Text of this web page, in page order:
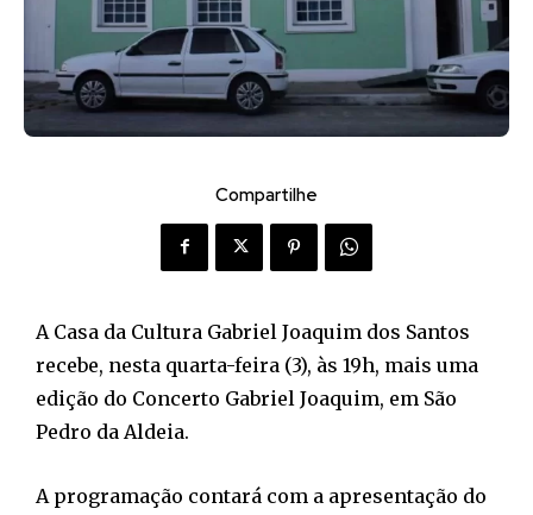
Compartilhe
A Casa da Cultura Gabriel Joaquim dos Santos
recebe, nesta quarta-feira (3), às 19h, mais uma
edição do Concerto Gabriel Joaquim, em São
Pedro da Aldeia.
A programação contará com a apresentação do